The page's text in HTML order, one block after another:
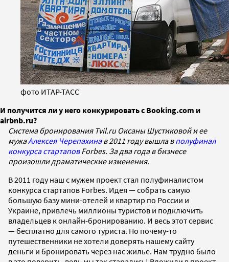
фото ИТАР-ТАСС
И получится ли у него конкурировать с Booking.com и
airbnb.ru?
Система бронирования Tvil.ru Оксаны Шустиковой и ее
мужаАлексея Черепахинав 2011 году вышла вполуфинал
конкурса стартаповForbes. За два года в бизнесе
произошли драматические изменения.
В 2011 году наш с мужем проект стал полуфиналистом
конкурса стартапов Forbes. Идея — собрать самую
большую базу мини-отелей и квартир по России и
Украине, привлечь миллионы туристов и подключить
владельцев к онлайн-бронированию. И весь этот сервис
— бесплатно для самого туриста. Но почему-то
путешественники не хотели доверять нашему сайту
деньги и бронировать через нас жилье. Нам трудно было